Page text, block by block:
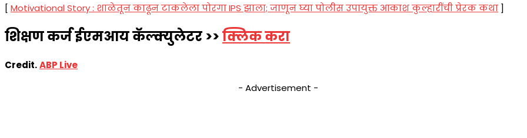
[ Motivational Story : शाळेतून काढून टाकलेला पोरगा IPS झाला; जाणून घ्या पोलीस उपायुक्त आकाश कुल्हारींची प्रेरक कथा ]
शिक्षण कर्ज ईएमआय कॅल्क्युलेटर>>क्लिक करा
Credit.ABP Live
- Advertisement -